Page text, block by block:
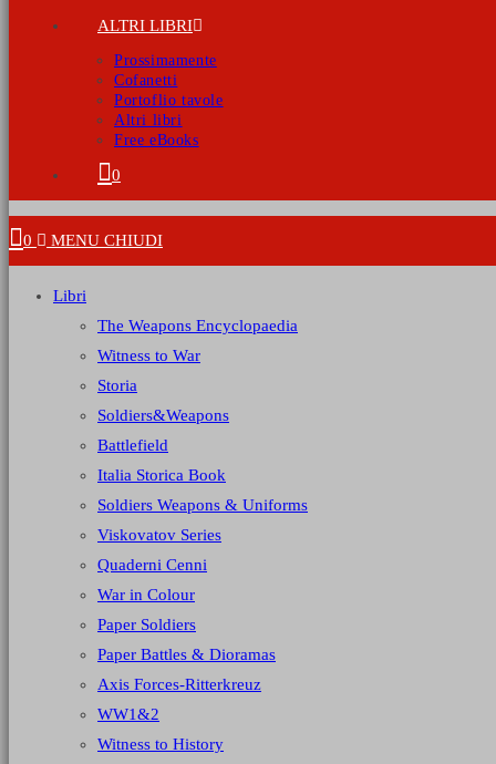
ALTRI LIBRI
Prossimamente
Cofanetti
Portoflio tavole
Altri libri
Free eBooks
0
0 MENU CHIUDI
Libri
The Weapons Encyclopaedia
Witness to War
Storia
Soldiers&Weapons
Battlefield
Italia Storica Book
Soldiers Weapons & Uniforms
Viskovatov Series
Quaderni Cenni
War in Colour
Paper Soldiers
Paper Battles & Dioramas
Axis Forces-Ritterkreuz
WW1&2
Witness to History